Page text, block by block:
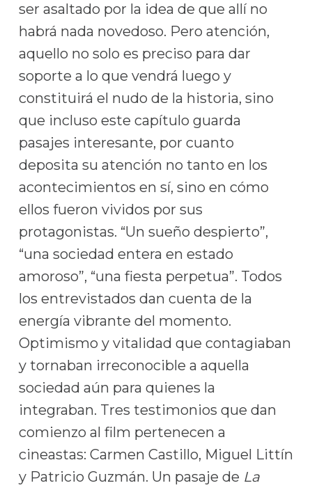
ser asaltado por la idea de que allí no
habrá nada novedoso. Pero atención,
aquello no solo es preciso para dar
soporte a lo que vendrá luego y
constituirá el nudo de la historia, sino
que incluso este capítulo guarda
pasajes interesante, por cuanto
deposita su atención no tanto en los
acontecimientos en sí, sino en cómo
ellos fueron vividos por sus
protagonistas. “Un sueño despierto”,
“una sociedad entera en estado
amoroso”, “una fiesta perpetua”. Todos
los entrevistados dan cuenta de la
energía vibrante del momento.
Optimismo y vitalidad que contagiaban
y tornaban irreconocible a aquella
sociedad aún para quienes la
integraban. Tres testimonios que dan
comienzo al film pertenecen a
cineastas: Carmen Castillo, Miguel Littín
y Patricio Guzmán. Un pasaje de La